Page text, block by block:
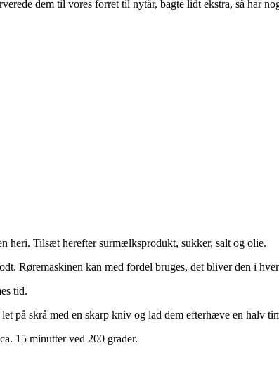
dem til vores forret til nytår, bagte lidt ekstra, så har
heri. Tilsæt herefter surmælksprodukt, sukker, salt og olie.
Røremaskinen kan med fordel bruges, det bliver den i
tid.
på skrå med en skarp kniv og lad dem efterhæve en halv
15 minutter ved 200 grader.